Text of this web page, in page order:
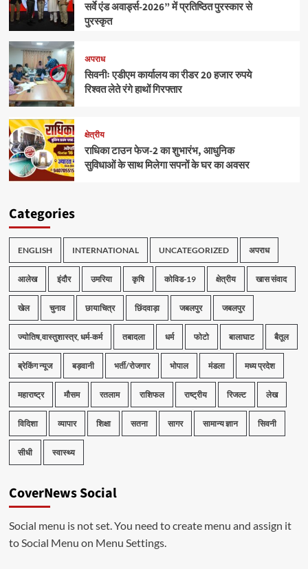
सर्वे एंड अवार्ड्स-2026” में प्रतिष्ठित पुरस्कार से
पुरस्कृत
अपराध
सिवनीः एडीएम कार्यालय का रीडर 20 हजार रुपये
रिश्वत लेते रंगे हाथों गिरफ्तार
क्षेत्रीय
राधिका टाउन फेज-2 का शुभारंभ, आधुनिक
सुविधाओं के साथ मिलेगा सपनों के घर का अवसर
Categories
ENGLISH INTERNATIONAL UNCATEGORIZED अपराध
आलेख इंदौर उमरिया कृषि कोविड-19 क्षेत्रीय खास संवाद
खेल चुनाव छायाचित्र छिंदवाड़ा जबलपुर जबलपुर
ज्योतिष,वास्तुशास्त्र, धर्म-कर्म तबादला धर्म फोटो बालाघाट बैतूल
ब्रेकिंग न्यूज बड़वानी भर्ती/रोजगार भोपाल मंडला मध्य प्रदेश
महाराष्ट्र मौसम रतलाम राशिफल राष्ट्रीय रिजल्ट लेख
विदिशा व्यापार शिक्षा सतना सागर सामान्य ज्ञान सिवनी
सीधी स्वास्थ्य
CoverNews Social
Social menu is not set. You need to create menu and assign it
to Social Menu on Menu Settings.